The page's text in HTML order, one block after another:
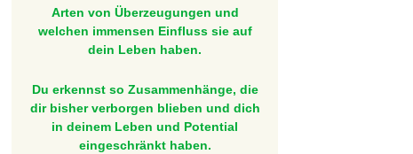
Arten von Überzeugungen und
welchen immensen Einfluss sie auf
dein Leben haben.
Du erkennst so Zusammenhänge, die
dir bisher verborgen blieben und dich
in deinem Leben und Potential
eingeschränkt haben.